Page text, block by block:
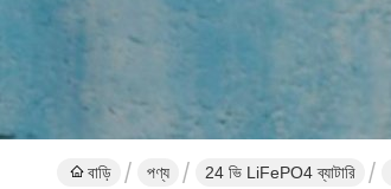
বাড়ি পণ্য 24 ভি LiFePO4 ব্যাটারি